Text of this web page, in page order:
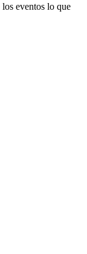
eventos lo que